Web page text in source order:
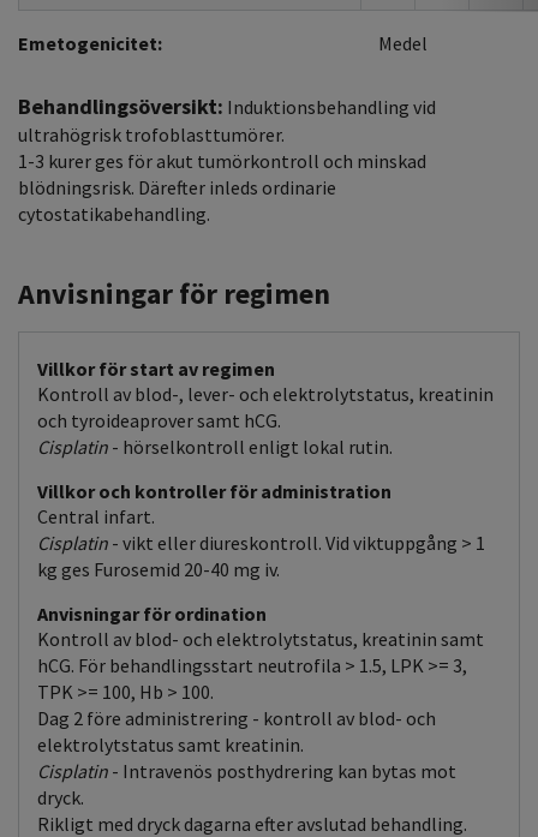
Emetogenicitet: Medel
Behandlingsöversikt: Induktionsbehandling vid
ultrahögrisk trofoblasttumörer.
1-3 kurer ges för akut tumörkontroll och minskad
blödningsrisk. Därefter inleds ordinarie
cytostatikabehandling.
Anvisningar för regimen
Villkor för start av regimen
Kontroll av blod-, lever- och elektrolytstatus, kreatinin
och tyroideaprover samt hCG.
Cisplatin - hörselkontroll enligt lokal rutin.
Villkor och kontroller för administration
Central infart.
Cisplatin - vikt eller diureskontroll. Vid viktuppgång > 1
kg ges Furosemid 20-40 mg iv.
Anvisningar för ordination
Kontroll av blod- och elektrolytstatus, kreatinin samt
hCG. För behandlingsstart neutrofila > 1.5, LPK >= 3,
TPK >= 100, Hb > 100.
Dag 2 före administrering - kontroll av blod- och
elektrolytstatus samt kreatinin.
Cisplatin - Intravenös posthydrering kan bytas mot
dryck.
Rikligt med dryck dagarna efter avslutad behandling.